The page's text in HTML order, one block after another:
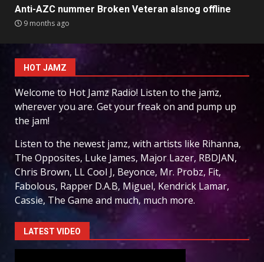
Anti-AZC nummer Broken Veteran alsnog offline
9 months ago
HOT JAMZ
Welcome to Hot Jamz Radio! Listen to the jamz,
wherever you are. Get your freak on and pump up
the jam!
Listen to the newest jamz, with artists like Rihanna,
The Opposites, Luke James, Major Lazer, RBDJAN,
Chris Brown, LL Cool J, Beyonce, Mr. Probz, Fit,
Fabolous, Rapper D.A.B, Miguel, Kendrick Lamar,
Cassie, The Game and much, much more.
LATEST VIDEO